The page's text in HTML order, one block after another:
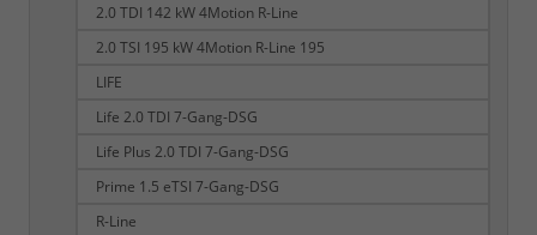
2.0 TDI 142 kW 4Motion R-Line
2.0 TSI 195 kW 4Motion R-Line 195
LIFE
Life 2.0 TDI 7-Gang-DSG
Life Plus 2.0 TDI 7-Gang-DSG
Prime 1.5 eTSI 7-Gang-DSG
R-Line